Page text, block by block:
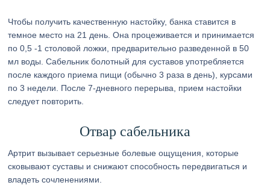
Чтобы получить качественную настойку, банка ставится в
темное место на 21 день. Она процеживается и принимается
по 0,5 -1 столовой ложки, предварительно разведенной в 50
мл воды. Сабельник болотный для суставов употребляется
после каждого приема пищи (обычно 3 раза в день), курсами
по 3 недели. После 7-дневного перерыва, прием настойки
следует повторить.
Отвар сабельника
Артрит вызывает серьезные болевые ощущения, которые
сковывают суставы и снижают способность передвигаться и
владеть сочленениями.